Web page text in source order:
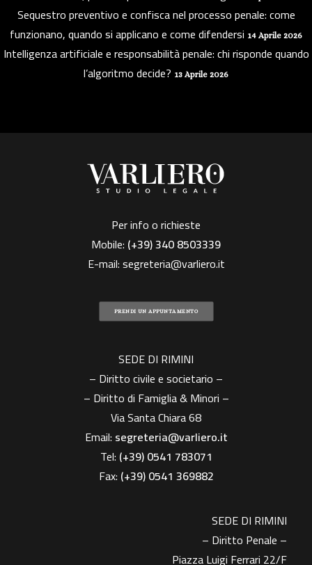
Sequestro preventivo e confisca nel processo penale: come
funzionano, quando si applicano e come difendersi 14 Aprile 2026
Intelligenza artificiale e responsabilità penale: chi risponde quando
l’algoritmo decide? 13 Aprile 2026
Per info o richieste
Mobile: (+39)340 8503339
E-mail:segreteria@varliero.it
PRENDI UN APPUNTAMENTO
SEDE DI RIMINI
– Diritto civile e societario –
– Diritto di Famiglia & Minori –
Via Santa Chiara 68
Email: segreteria@varliero.it
Tel: (+39) 0541 783071
Fax: (+39)0541 369882
SEDE DI RIMINI
– Diritto Penale –
Piazza Luigi Ferrari 22/F